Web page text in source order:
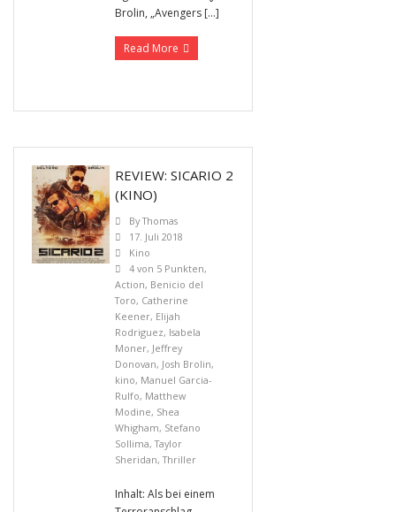
Brolin, „Avengers […]
Read More
REVIEW: SICARIO 2
(KINO)
ByThomas
17. Juli 2018
Kino
4 von 5 Punkten,
Action, Benicio del
Toro, Catherine
Keener, Elijah
Rodriguez, Isabela
Moner, Jeffrey
Donovan, Josh Brolin,
kino, Manuel Garcia-
Rulfo, Matthew
Modine, Shea
Whigham, Stefano
Sollima,Taylor
Sheridan,Thriller
Inhalt: Als bei einem